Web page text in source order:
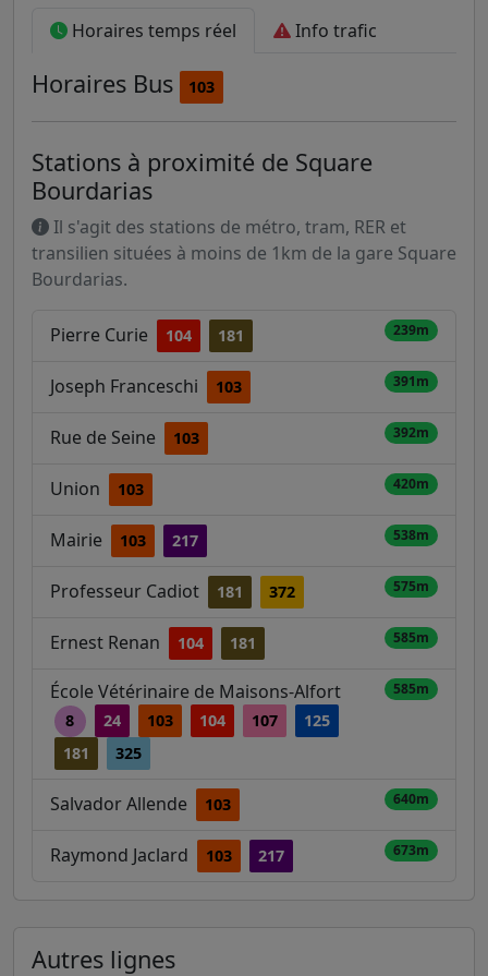
Horaires temps réel Info trafic
Horaires Bus 103
Stations à proximité de Square
Bourdarias
Il s'agit des stations de métro, tram, RER et
transilien situées à moins de 1km de la gare Square
Bourdarias.
Pierre Curie 104 181 239m
Joseph Franceschi 103 391m
Rue de Seine 103 392m
Union 103 420m
Mairie 103 217 538m
Professeur Cadiot 181 372 575m
Ernest Renan 104 181 585m
École Vétérinaire de Maisons-Alfort
8 24 103 104 107
125
181
325
585m
Salvador Allende 103 640m
Raymond Jaclard 103 217 673m
Autres lignes